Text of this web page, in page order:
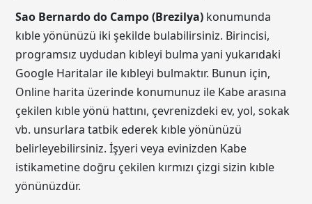
Sao Bernardo do Campo (Brezilya) konumunda
kıble yönünüzü iki şekilde bulabilirsiniz. Birincisi,
programsız uydudan kıbleyi bulma yani yukarıdaki
Google Haritalar ile kıbleyi bulmaktır. Bunun için,
Online harita üzerinde konumunuz ile Kabe arasına
çekilen kıble yönü hattını, çevrenizdeki ev, yol, sokak
vb. unsurlara tatbik ederek kıble yönünüzü
belirleyebilirsiniz. İşyeri veya evinizden Kabe
istikametine doğru çekilen kırmızı çizgi sizin kıble
yönünüzdür.